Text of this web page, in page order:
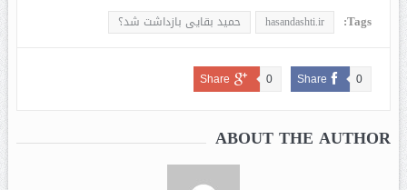
Tags:
hasandashti.ir حمید بقایی بازداشت شد؟
Share 0
Share 0
ABOUT THE AUTHOR